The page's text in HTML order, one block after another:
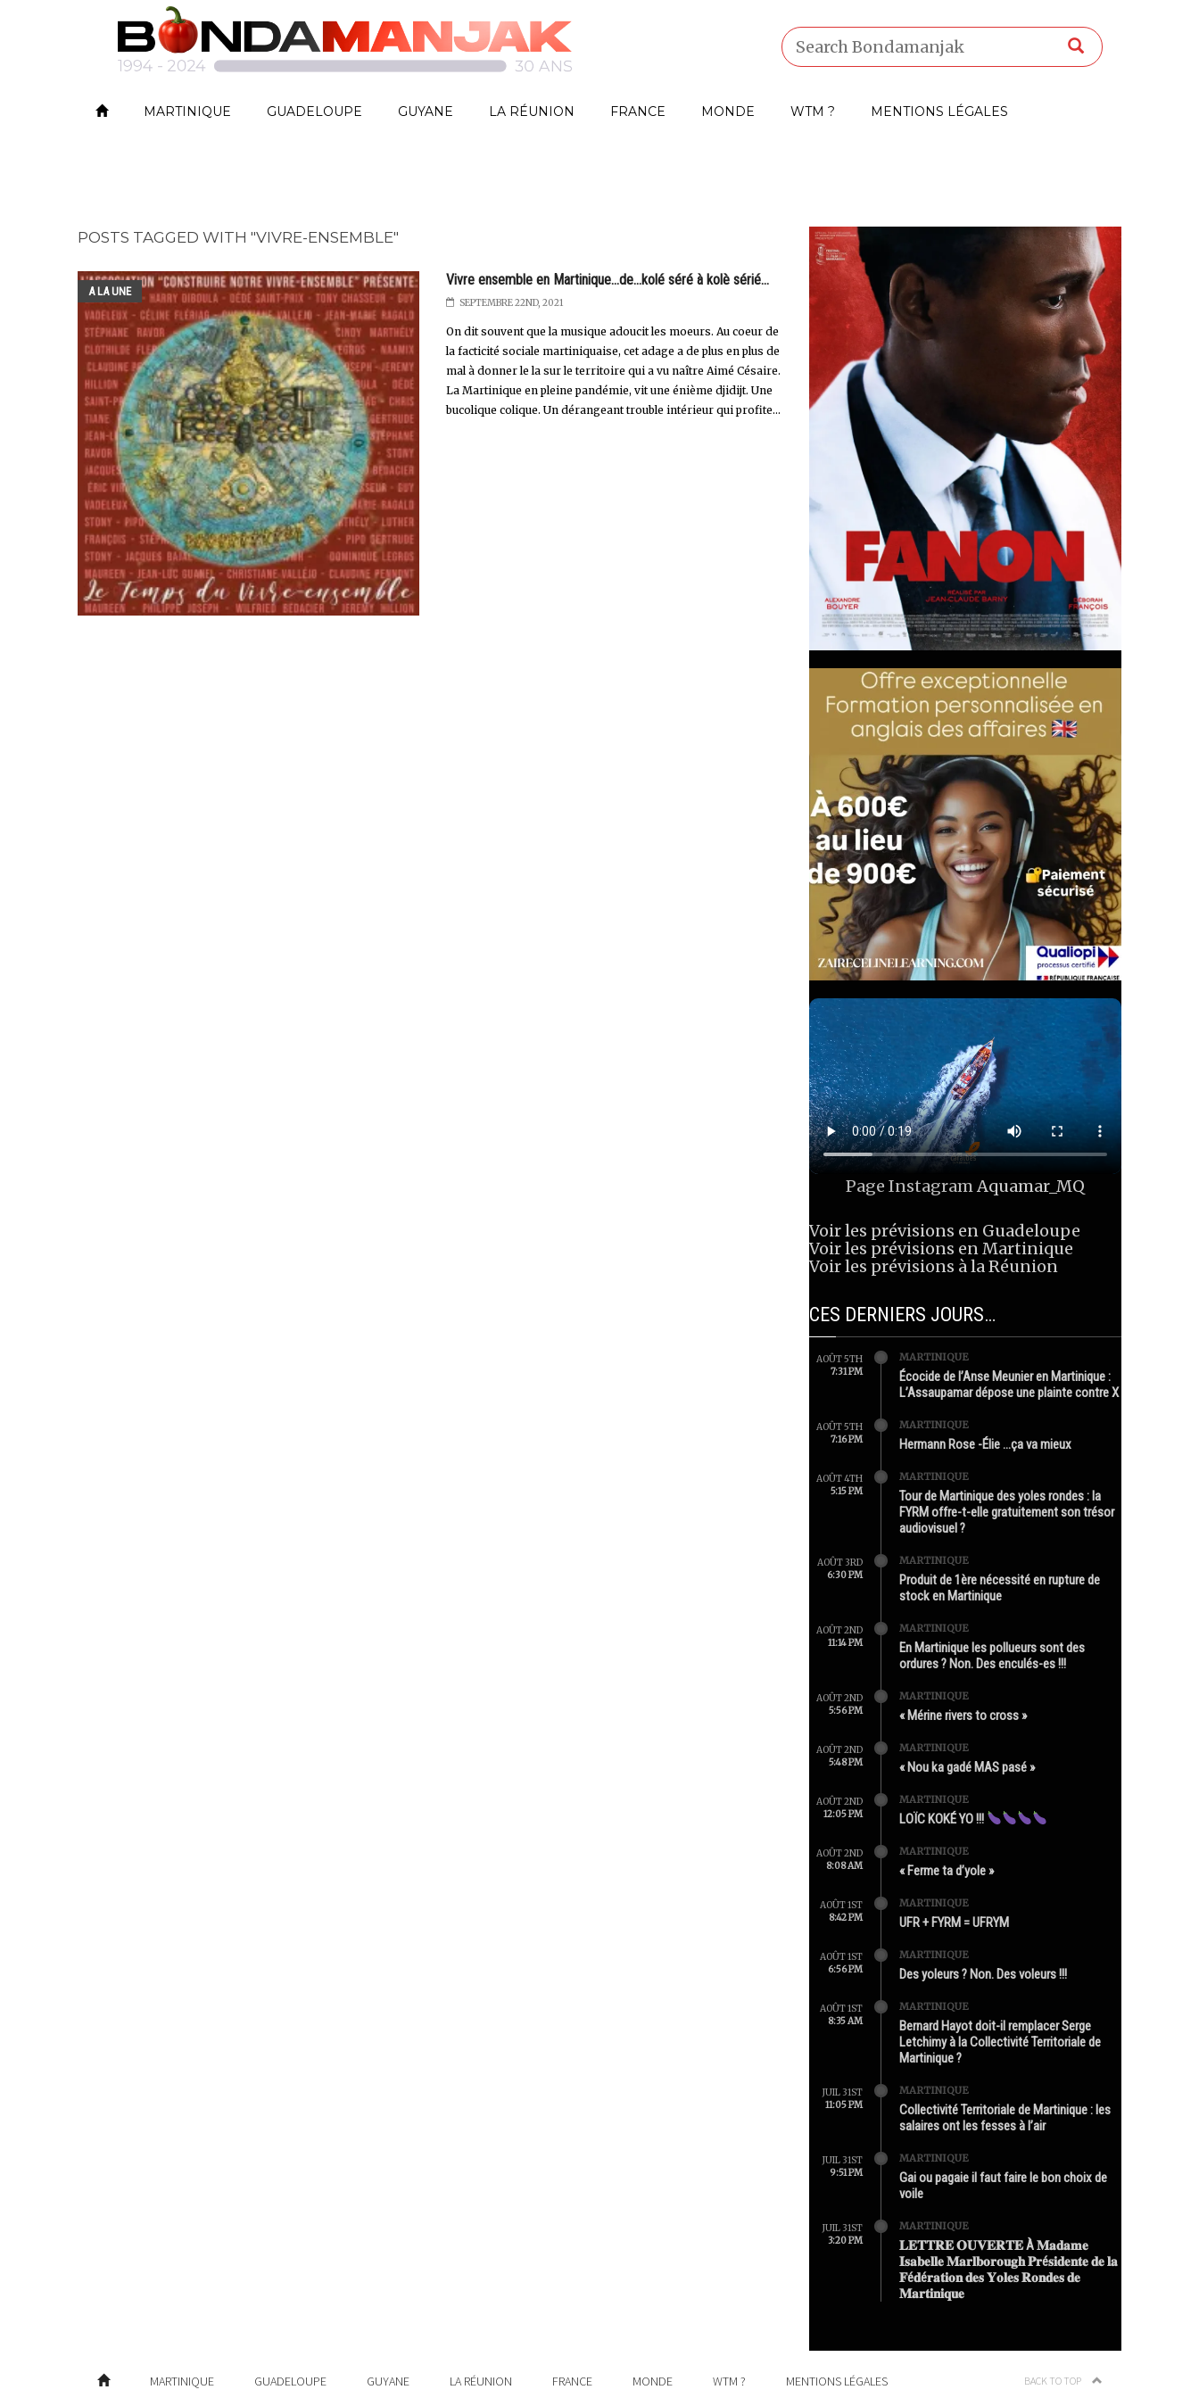
MARTINIQUE GUADELOUPE GUYANE LA RÉUNION FRANCE MONDE WTM ? MENTIONS LÉGALES
POSTS TAGGED WITH "VIVRE-ENSEMBLE"
A LA UNE
Vivre ensemble en Martinique...de...kolé séré à kolè sérié...
SEPTEMBRE 22ND, 2021
On dit souvent que la musique adoucit les moeurs. Au coeur de
la facticité sociale martiniquaise, cet adage a de plus en plus de
mal à donner le la sur le territoire qui a vu naître Aimé Césaire.
La Martinique en pleine pandémie, vit une énième djidijt. Une
bucolique colique. Un dérangeant trouble intérieur qui profite...
Page InstagramAquamar_MQ
Voir les prévisions en Guadeloupe
Voir les prévisions en Martinique
Voir les prévisions à la Réunion
CES DERNIERS JOURS…
AOÛT 5TH
7:31 PM
MARTINIQUE
Écocide de l’Anse Meunier en Martinique :
L’Assaupamar dépose une plainte contre X
AOÛT 5TH
7:16 PM
MARTINIQUE
Hermann Rose -Élie …ça va mieux
AOÛT 4TH
5:15 PM
MARTINIQUE
Tour de Martinique des yoles rondes : la
FYRM offre-t-elle gratuitement son trésor
audiovisuel ?
AOÛT 3RD
6:30 PM
MARTINIQUE
Produit de 1ère nécessité en rupture de
stock en Martinique
AOÛT 2ND
11:14 PM
MARTINIQUE
En Martinique les pollueurs sont des
ordures ? Non. Des enculés-es !!!
AOÛT 2ND
5:56 PM
MARTINIQUE
« Mérine rivers to cross »
AOÛT 2ND
5:48 PM
MARTINIQUE
« Nou ka gadé MAS pasé »
AOÛT 2ND
12:05 PM
MARTINIQUE
LOÏC KOKÉ YO !!!
AOÛT 2ND
8:08 AM
MARTINIQUE
« Ferme ta d’yole »
AOÛT 1ST
8:42 PM
MARTINIQUE
UFR + FYRM = UFRYM
AOÛT 1ST
6:56 PM
MARTINIQUE
Des yoleurs ? Non. Des voleurs !!!
AOÛT 1ST
8:35 AM
MARTINIQUE
Bernard Hayot doit-il remplacer Serge
Letchimy à la Collectivité Territoriale de
Martinique ?
JUIL 31ST
11:05 PM
MARTINIQUE
Collectivité Territoriale de Martinique : les
salaires ont les fesses à l’air
JUIL 31ST
9:51 PM
MARTINIQUE
Gai ou pagaie il faut faire le bon choix de
voile
JUIL 31ST
3:20 PM
MARTINIQUE
𝐋𝐄𝐓𝐓𝐑𝐄 𝐎𝐔𝐕𝐄𝐑𝐓𝐄 À 𝐌𝐚𝐝𝐚𝐦𝐞
𝐈𝐬𝐚𝐛𝐞𝐥𝐥𝐞 𝐌𝐚𝐫𝐥𝐛𝐨𝐫𝐨𝐮𝐠𝐡 𝐏𝐫é𝐬𝐢𝐝𝐞𝐧𝐭𝐞 𝐝𝐞 𝐥𝐚
𝐅é𝐝é𝐫𝐚𝐭𝐢𝐨𝐧 𝐝𝐞𝐬 𝐘𝐨𝐥𝐞𝐬 𝐑𝐨𝐧𝐝𝐞𝐬 𝐝𝐞
𝐌𝐚𝐫𝐭𝐢𝐧𝐢𝐪𝐮𝐞
MARTINIQUE GUADELOUPE GUYANE LA RÉUNION FRANCE MONDE WTM ? MENTIONS LÉGALES BACK TO TOP